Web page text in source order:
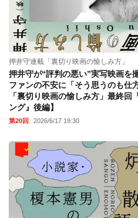
押井守連載「裏切り映画の愉しみ方」
押井守が“評判の悪い”実写映画を
ファンの不安に「そう思うのも仕
「裏切り映画の愉しみ方」最終回
ング』後編】
第20回 2026/6/17 19:30